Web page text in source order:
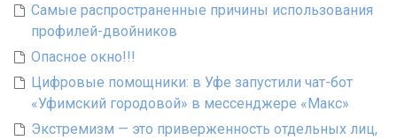
Самые распространенные причины использования
профилей-двойников
Опасное окно!!!
Цифровые помощники: в Уфе запустили чат-бот
«Уфимский городовой» в мессенджере «Макс»
Экстремизм — это приверженность отдельных лиц,